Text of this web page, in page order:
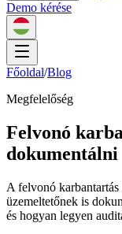
Demo kérése
Főoldal/Blog
Megfelelőség
Felvonó
dokumentálni
A felvonó
üzemeltetőnek is
és hogyan legyen